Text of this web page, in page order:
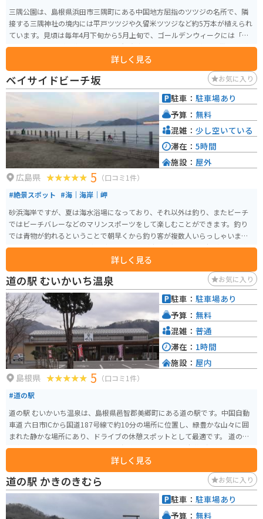
三隅公園は、島根県浜田市三隅町にある中国地方屈指のツツジの名所で、隣
接する三隅神社の境内には平戸ツツジや久留米ツツジなど約5万本が植えられ
ています。見頃は毎年4月下旬から5月上旬で、ゴールデンウィークには「三
隅つつじ祭り」が開催され、多くの観光客で賑わいます。園内には散策路が
整備され、色鮮やかなツツジを楽しみながら散歩できるスポットです。アク
セスは山陰自動車道石見三隅ICから車で約3分と便利です。
詳しく見る
ベイサイドビーチ坂 お気に入り
広島県 5 （口コミ1件）
#絶景スポット #海｜海岸｜岬
砂浜海岸ですが、夏は海水浴場になっており、それ以外は釣り、またビーチ
ではビーチバレーなどのマリンスポーツをして楽しむことができます。釣り
では青物が釣れるということで朝早くから釣り客が複数人いらっしゃいまし
た。下に落とせばカワハギなども狙うことが出来、初心者から経験者まで楽
詳しく見る
駐車： 駐車場あり
予算： 無料
混雑： 少し空いている
滞在： 5時間
施設： 屋外
道の駅 むいかいち温泉 お気に入り
島根県 5 （口コミ1件）
#道の駅
道の駅 むいかいち温泉は、島根県邑智郡美郷町にある道の駅です。中国自動
車道 六日市ICから国道187号線で約10分の場所に位置し、緑豊かな山々に囲
まれた静かな場所にあり、ドライブの休憩スポットとして最適です。 道の駅
の名前にもなっている「むいかいち温泉」は、アルカリ性単純温泉で、肌に
優しく「美肌の湯」として知られています。ドライブの疲れを癒すために、
ゆっくりと温泉に浸かるのはいかがでしょうか。 また、地元の新鮮な野菜や
特産品を販売する直売所も併設されています。美郷町は、良質な水と土壌に
恵まれ、美味しい農産物がたくさん採れます。特におすすめは、ブランド米
の「仁多米」です。お土産に買って帰るのも良いですね。 バイクで訪れる場
詳しく見る
駐車： 駐車場あり
予算： 無料
混雑： 普通
滞在： 1時間
施設： 屋内
道の駅 かきのきむら お気に入り
駐車： 駐車場あり
予算： 無料